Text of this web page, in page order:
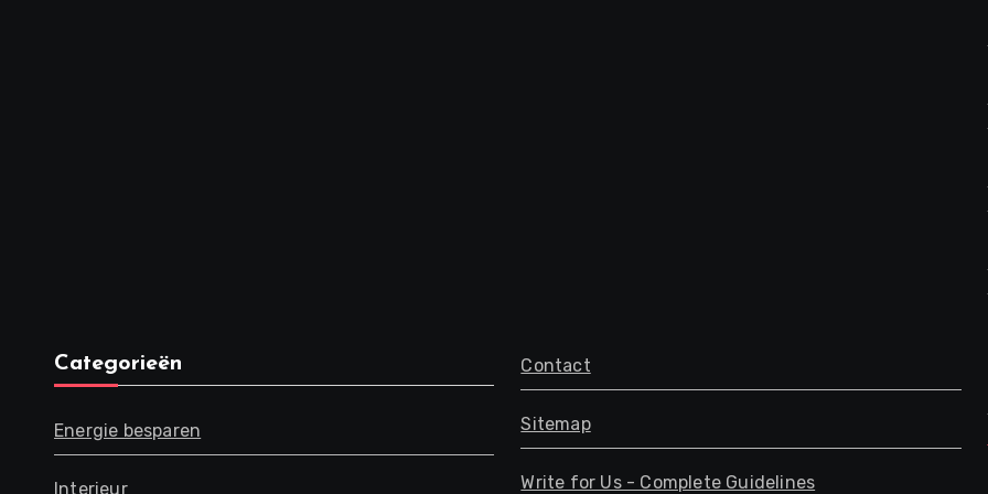
Categorieën
Energie besparen
Interieur
Contact
Sitemap
Write for Us - Complete Guidelines